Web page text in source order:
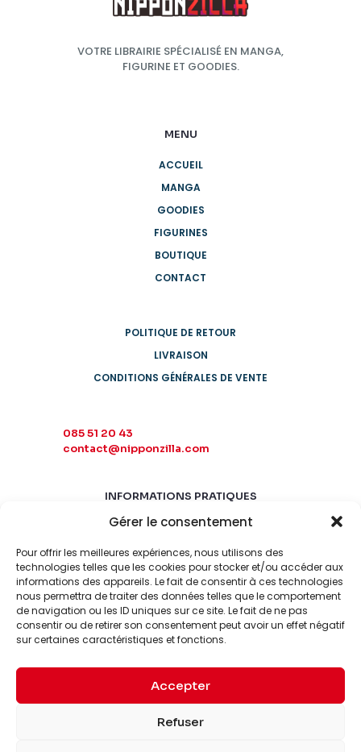
Gérer le consentement
Pour offrir les meilleures expériences, nous utilisons des
technologies telles que les cookies pour stocker et/ou accéder aux
informations des appareils. Le fait de consentir à ces technologies
nous permettra de traiter des données telles que le comportement
de navigation ou les ID uniques sur ce site. Le fait de ne pas
consentir ou de retirer son consentement peut avoir un effet négatif
sur certaines caractéristiques et fonctions.
Accepter
Refuser
VOTRE LIBRAIRIE SPÉCIALISÉ EN MANGA,
FIGURINE ET GOODIES.
MENU
ACCUEIL
MANGA
GOODIES
FIGURINES
BOUTIQUE
CONTACT
POLITIQUE DE RETOUR
LIVRAISON
CONDITIONS GÉNÉRALES DE VENTE
085 51 20 43
contact@nipponzilla.com
INFORMATIONS PRATIQUES
MARDI-SAMEDI
LUNDI-DIMANCHE
FERMÉ
© 2026 Nipponzilla. Tous
Mentions